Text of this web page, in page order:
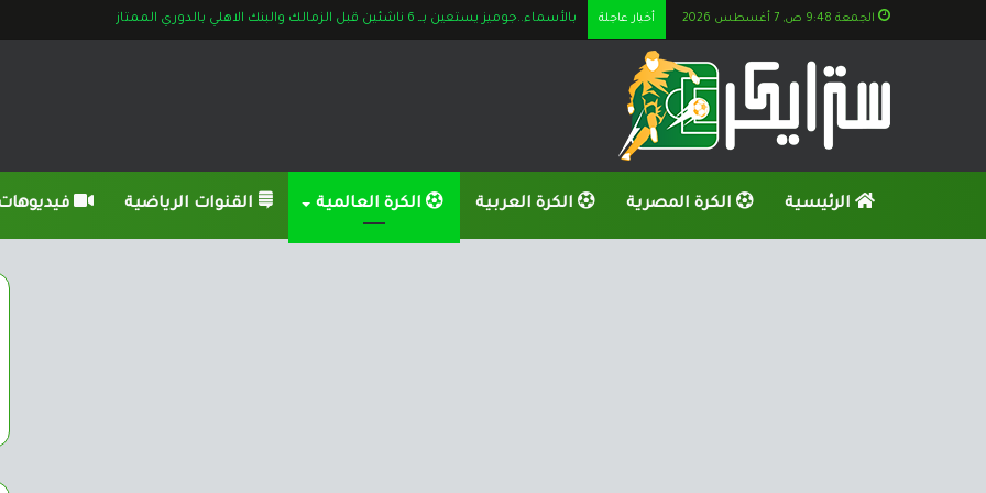
الجمعة 9:48 ص, 7 أغسطس 2026 أخبار عاجلة بالأسماء..جوميز يستعين بــ 6 ناشئين قبل الزمالك والبنك الاهلي بالدوري الممتاز
الرئيسية الكرة المصرية الكرة العربية الكرة العالمية القنوات الرياضية